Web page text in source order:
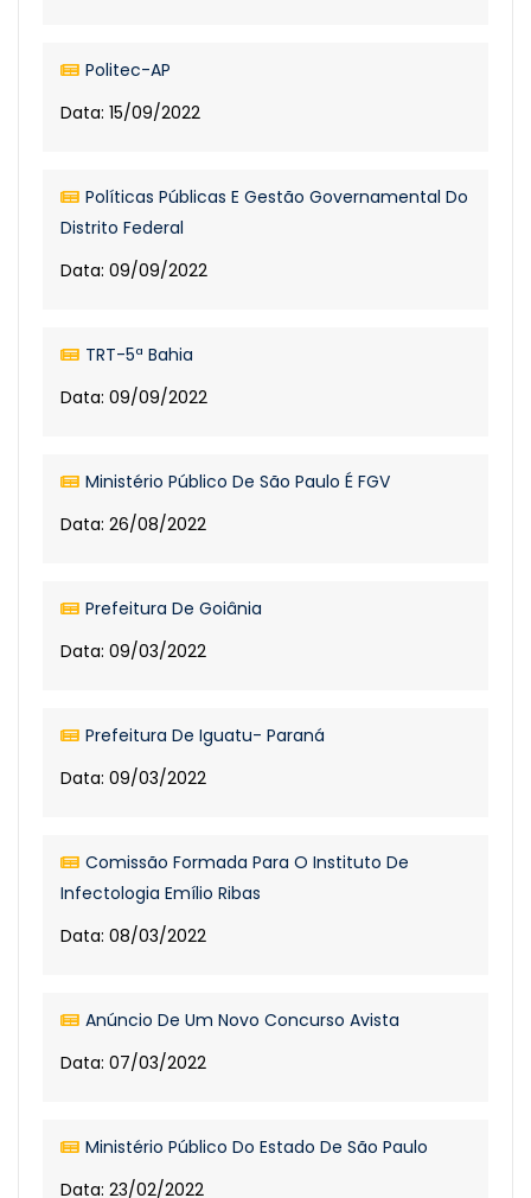
Politec-AP
Data: 15/09/2022
Políticas Públicas E Gestão Governamental Do
Distrito Federal
Data: 09/09/2022
TRT-5ª Bahia
Data: 09/09/2022
Ministério Público De São Paulo É FGV
Data: 26/08/2022
Prefeitura De Goiânia
Data: 09/03/2022
Prefeitura De Iguatu- Paraná
Data: 09/03/2022
Comissão Formada Para O Instituto De
Infectologia Emílio Ribas
Data: 08/03/2022
Anúncio De Um Novo Concurso Avista
Data: 07/03/2022
Ministério Público Do Estado De São Paulo
Data: 23/02/2022